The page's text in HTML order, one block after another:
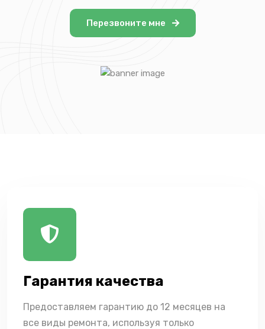
Перезвоните мне
Гарантия качества
Предоставляем гарантию до 12 месяцев на
все виды ремонта, используя только